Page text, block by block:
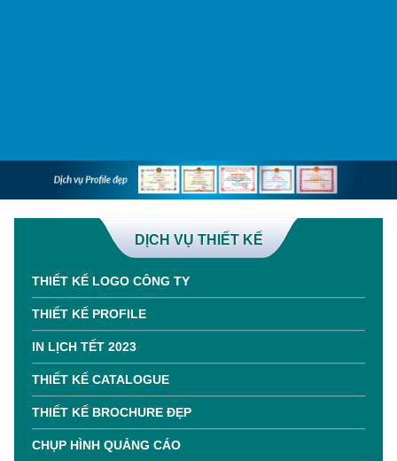
DỊCH VỤ THIẾT KẾ
THIẾT KẾ LOGO CÔNG TY
THIẾT KẾ PROFILE
IN LỊCH TẾT 2023
THIẾT KẾ CATALOGUE
THIẾT KẾ BROCHURE ĐẸP
CHỤP HÌNH QUẢNG CÁO